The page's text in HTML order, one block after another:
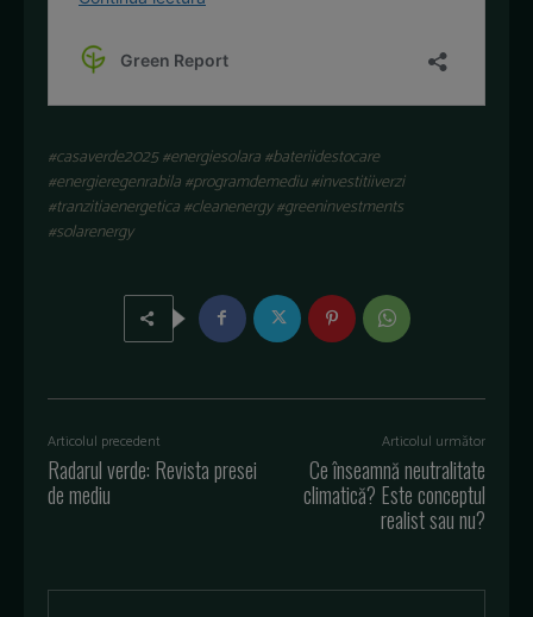
#casaverde2025 #energiesolara #bateriidestocare
#energieregenrabila #programdemediu #investitiiverzi
#tranzitiaenergetica #cleanenergy #greeninvestments
#solarenergy
Articolul precedent
Radarul verde: Revista presei
de mediu
Articolul următor
Ce înseamnă neutralitate
climatică? Este conceptul
realist sau nu?